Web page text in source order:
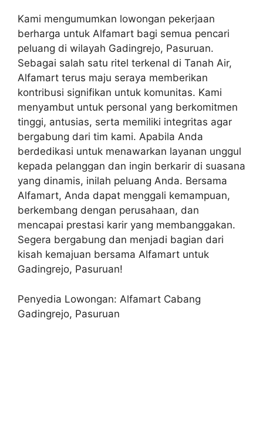
Kami mengumumkan lowongan pekerjaan
berharga untuk Alfamart bagi semua pencari
peluang di wilayah Gadingrejo, Pasuruan.
Sebagai salah satu ritel terkenal di Tanah Air,
Alfamart terus maju seraya memberikan
kontribusi signifikan untuk komunitas. Kami
menyambut untuk personal yang berkomitmen
tinggi, antusias, serta memiliki integritas agar
bergabung dari tim kami. Apabila Anda
berdedikasi untuk menawarkan layanan unggul
kepada pelanggan dan ingin berkarir di suasana
yang dinamis, inilah peluang Anda. Bersama
Alfamart, Anda dapat menggali kemampuan,
berkembang dengan perusahaan, dan
mencapai prestasi karir yang membanggakan.
Segera bergabung dan menjadi bagian dari
kisah kemajuan bersama Alfamart untuk
Gadingrejo, Pasuruan!
Penyedia Lowongan: Alfamart Cabang
Gadingrejo, Pasuruan